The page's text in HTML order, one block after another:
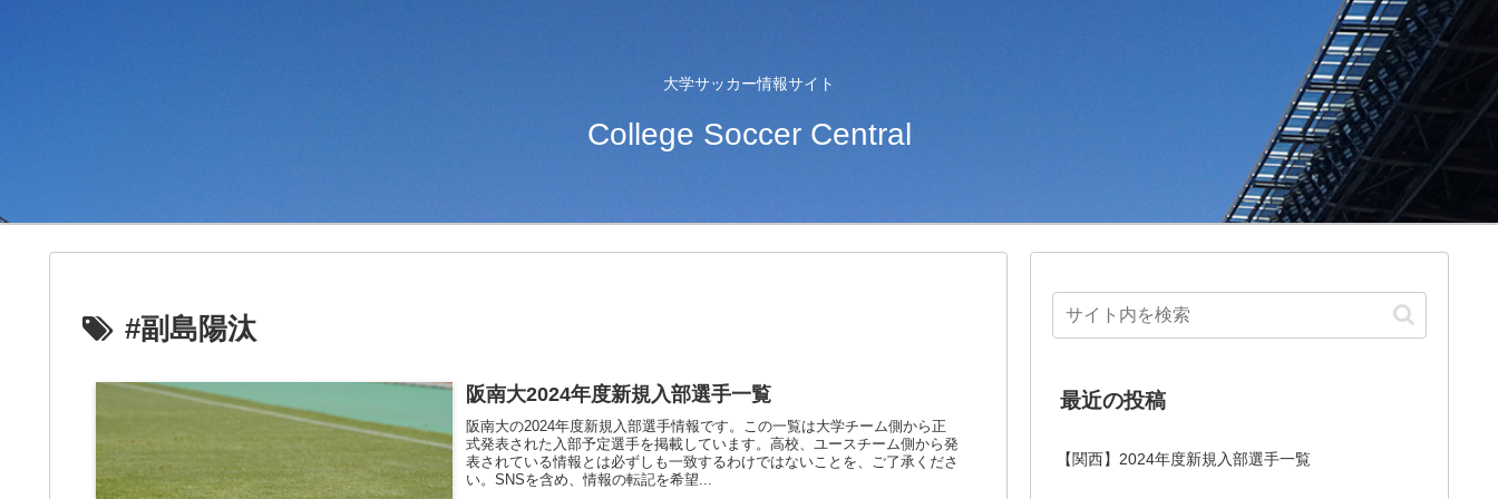
大学サッカー情報サイト
College Soccer Central
#副島陽汰
阪南大2024年度新規入部選手一覧
阪南大の2024年度新規入部選手情報です。この一覧は大学チーム側から正
式発表された入部予定選手を掲載しています。高校、ユースチーム側から発
表されている情報とは必ずしも一致するわけではないことを、ご了承くださ
い。SNSを含め、情報の転記を希望...
最近の投稿
【関西】2024年度新規入部選手一覧